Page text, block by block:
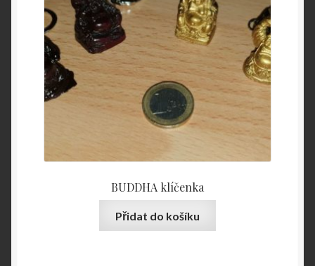
BUDDHA klíčenka
Přidat do košíku